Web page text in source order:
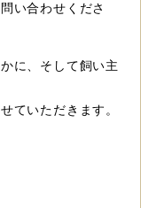
い合わせくださ
に、そして飼い主
ていただきます。